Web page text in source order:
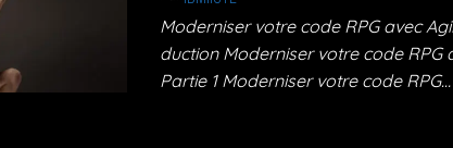
Moder­ni­ser votre code RPG avec
duc­tion Moder­ni­ser votre code RPG
Par­tie 1 Moder­ni­ser votre code RPG…